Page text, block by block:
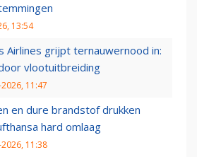
13:54
Airlines grijpt ternauwernood in:
vlootuitbreiding
11:47
en dure brandstof drukken
hard omlaag
11:38